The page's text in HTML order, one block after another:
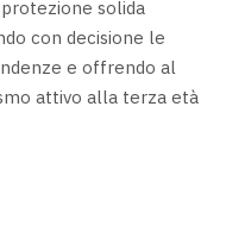
solida
con decisione le
e offrendo al
attivo alla terza età